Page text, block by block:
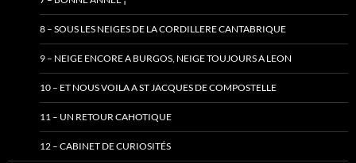
8 – SOUS LES NEIGES DE LA CORDILLERE CANTABRIQUE
9 – NEIGE ENCORE A BURGOS, NEIGE TOUJOURS A LEON
10 – ET NOUS VOILA A ST JACQUES DE COMPOSTELLE
11 – UN RETOUR CAHOTIQUE
12 – CABINET DE CURIOSITÉS